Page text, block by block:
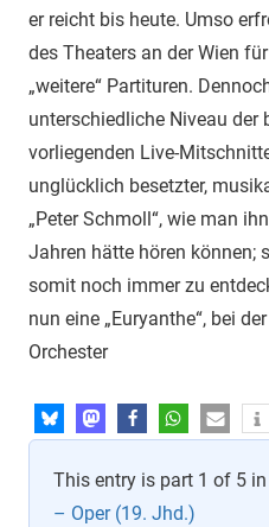
er reicht bis heute. Umso
des Theaters an der Wien
„weitere“ Partituren.
unterschiedliche Niveau der
vorliegenden Live-
unglücklich besetzter,
„Peter Schmoll“, wie man
Jahren hätte hören können;
somit noch immer zu
nun eine „Euryanthe“, bei
Orchester
This entry is part 1 of 5
– Oper (19. Jhd.)